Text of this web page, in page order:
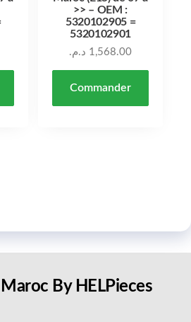
>> – OEM :
5320102905 =
5320102901
1,568.00 د.م.
Commander
By HELPieces